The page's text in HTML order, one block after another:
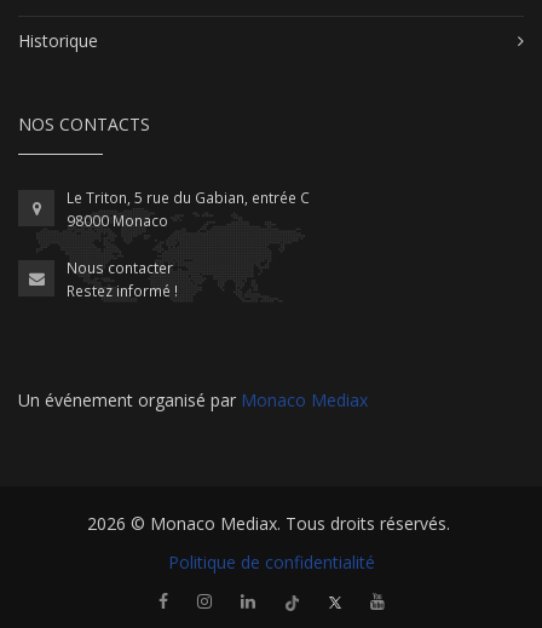
Historique
NOS CONTACTS
Le Triton, 5 rue du Gabian, entrée C
98000 Monaco
Nous contacter
Restez informé !
Un événement organisé par Monaco Mediax
2026 © Monaco Mediax. Tous droits réservés.
Politique de confidentialité